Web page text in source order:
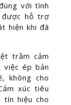
với tình
hỗ trợ
hiện khi đã
trầm cảm
việc ép bản
không cho
xúc tiêu
tín hiệu cho